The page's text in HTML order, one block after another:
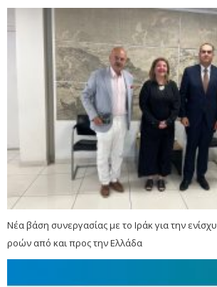
Νέα βάση συνεργασίας με το Ιράκ για την
ροών από και προς την Ελλάδα